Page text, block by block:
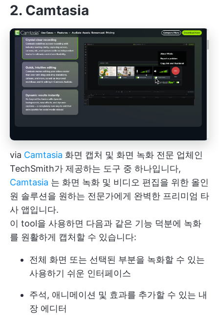
2. Camtasia
via Camtasia 화면 캡처 및 화면 녹화 전문 업체인
TechSmith가 제공하는 도구 중 하나입니다,
Camtasia 는 화면 녹화 및 비디오 편집을 위한 올인
원 솔루션을 원하는 전문가에게 완벽한 프리미엄 타
사 앱입니다.
이 tool을 사용하면 다음과 같은 기능 덕분에 녹화
를 원활하게 캡처할 수 있습니다:
전체 화면 또는 선택된 부분을 녹화할 수 있는
사용하기 쉬운 인터페이스
주석, 애니메이션 및 효과를 추가할 수 있는 내
장 에디터